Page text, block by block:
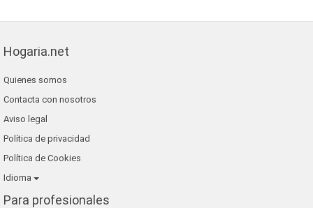
Hogaria.net
Quienes somos
Contacta con nosotros
Aviso legal
Política de privacidad
Política de Cookies
Idioma
Para profesionales